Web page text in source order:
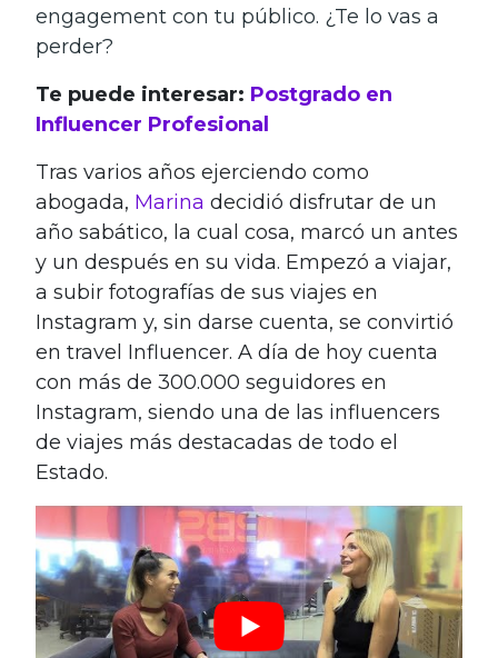
engagement con tu público. ¿Te lo vas a
perder?
Te puede interesar: Postgrado en
Influencer Profesional
Tras varios años ejerciendo como
abogada, Marina decidió disfrutar de un
año sabático, la cual cosa, marcó un antes
y un después en su vida. Empezó a viajar,
a subir fotografías de sus viajes en
Instagram y, sin darse cuenta, se convirtió
en travel Influencer. A día de hoy cuenta
con más de 300.000 seguidores en
Instagram, siendo una de las influencers
de viajes más destacadas de todo el
Estado.